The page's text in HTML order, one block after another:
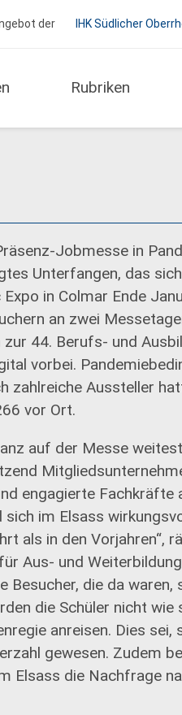
der IHK Südlicher
Rubriken
Oberrhein
Jobmesse in
Unterfangen, das
in Colmar Ende
an zwei
44. Berufs- und
vorbei.
zahlreiche Aussteller
vor Ort.
auf der Messe
engagierte Fachkräfte
im Elsass
als in den Vorjahren“,
Aus- und
Besucher, die da waren,
die Schüler nicht
anreisen. Dies sei,
gewesen. Zudem
Elsass die Nachfrage